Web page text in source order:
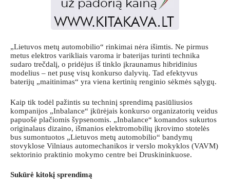
„Lietuvos metų automobilio“ rinkimai nėra išimtis. Ne pirmus
metus elektros varikliais varoma ir baterijas turinti technika
sudaro trečdalį, o pridėjus iš tinklo įkraunamus hibridinius
modelius – net pusę visų konkurso dalyvių. Tad efektyvus
baterijų „maitinimas“ yra viena kertinių renginio sėkmės sąlygų.
Kaip tik todėl pažintis su techninį sprendimą pasiūliusios
kompanijos „Inbalance“ įkūrėjais konkurso organizatorių veidus
papuošė plačiomis šypsenomis. „Inbalance“ komandos sukurtos
originalaus dizaino, išmanios elektromobilių įkrovimo stotelės
bus sumontuotos „Lietuvos metų automobilio“ bandymų
stovyklose Vilniaus automechanikos ir verslo mokyklos (VAVM)
sektorinio praktinio mokymo centre bei Druskininkuose.
Sukūrė kitokį sprendimą